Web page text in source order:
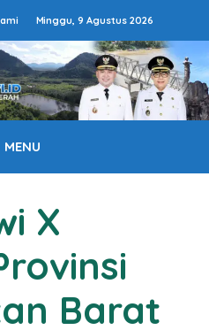
Minggu, 9 Agustus 2026
MENU
X
Barat